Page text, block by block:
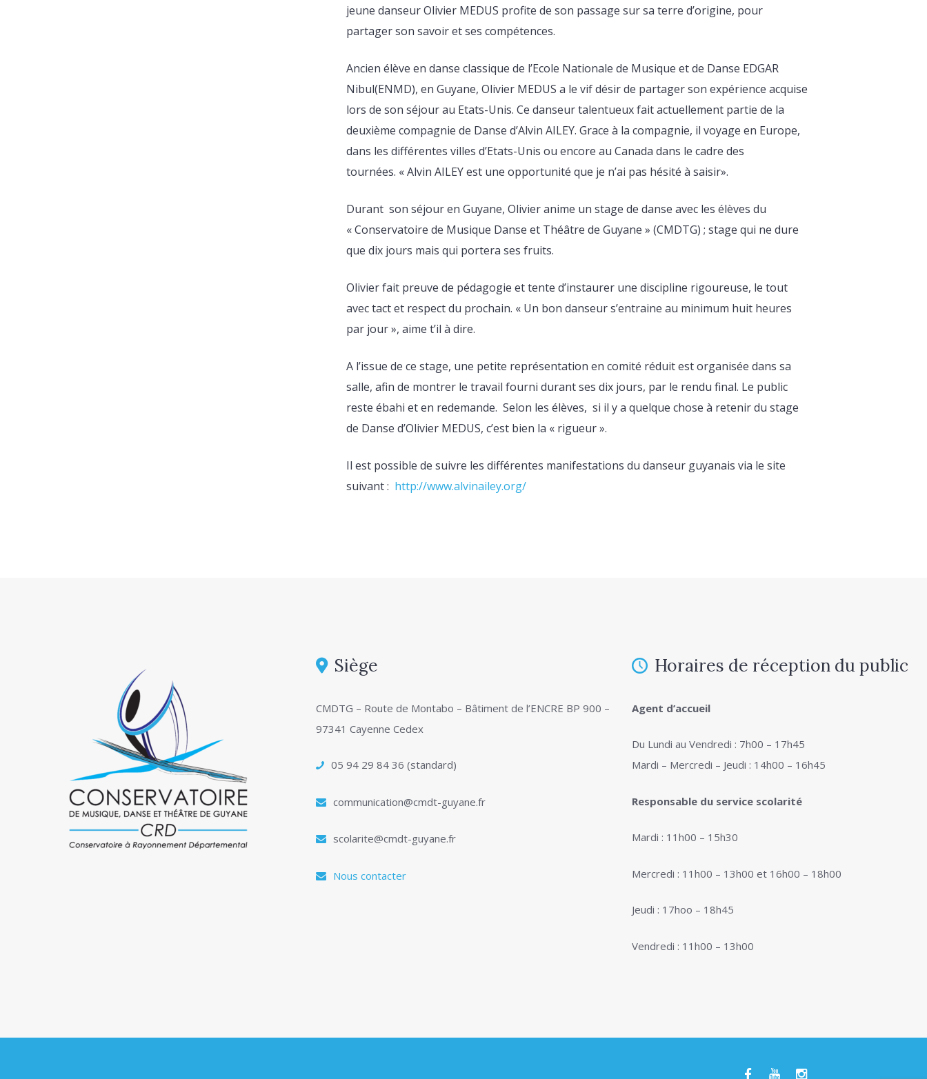
jeune danseur Olivier MEDUS profite de son passage sur sa terre d’origine, pour
partager son savoir et ses compétences.
Ancien élève en danse classique de l’Ecole Nationale de Musique et de Danse EDGAR
Nibul(ENMD), en Guyane, Olivier MEDUS a le vif désir de partager son expérience acquise
lors de son séjour au Etats-Unis. Ce danseur talentueux fait actuellement partie de la
deuxième compagnie de Danse d’Alvin AILEY. Grace à la compagnie, il voyage en Europe,
dans les différentes villes d’Etats-Unis ou encore au Canada dans le cadre des
tournées. « Alvin AILEY est une opportunité que je n’ai pas hésité à saisir».
Durant son séjour en Guyane, Olivier anime un stage de danse avec les élèves du
« Conservatoire de Musique Danse et Théâtre de Guyane » (CMDTG) ; stage qui ne dure
que dix jours mais qui portera ses fruits.
Olivier fait preuve de pédagogie et tente d’instaurer une discipline rigoureuse, le tout
avec tact et respect du prochain. « Un bon danseur s’entraine au minimum huit heures
par jour », aime t’il à dire.
A l’issue de ce stage, une petite représentation en comité réduit est organisée dans sa
salle, afin de montrer le travail fourni durant ses dix jours, par le rendu final. Le public
reste ébahi et en redemande. Selon les élèves, si il y a quelque chose à retenir du stage
de Danse d’Olivier MEDUS, c’est bien la « rigueur ».
Il est possible de suivre les différentes manifestations du danseur guyanais via le site
suivant : http://www.alvinailey.org/
Siège
CMDTG – Route de Montabo – Bâtiment de l’ENCRE BP 900 –
97341 Cayenne Cedex
05 94 29 84 36 (standard)
communication@cmdt-guyane.fr
scolarite@cmdt-guyane.fr
Nous contacter
Horaires de réception du public
Agent d’accueil
Du Lundi au Vendredi : 7h00 – 17h45
Mardi – Mercredi – Jeudi : 14h00 – 16h45
Responsable du service scolarité
Mardi : 11h00 – 15h30
Mercredi : 11h00 – 13h00 et 16h00 – 18h00
Jeudi : 17hoo – 18h45
Vendredi : 11h00 – 13h00